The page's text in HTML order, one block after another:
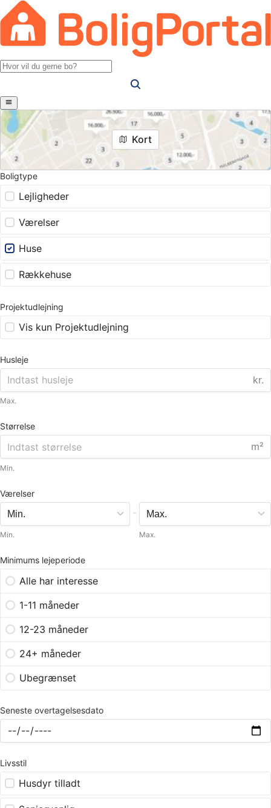
Kort
Boligtype
Lejligheder
Værelser
Huse
Rækkehuse
Projektudlejning
Vis kun Projektudlejning
Husleje
kr.
Max.
Størrelse
m²
Min.
Værelser
Min.
-
Max.
Minimums lejeperiode
Alle har interesse
1-11 måneder
12-23 måneder
24+ måneder
Ubegrænset
Seneste overtagelsesdato
Livsstil
Husdyr tilladt